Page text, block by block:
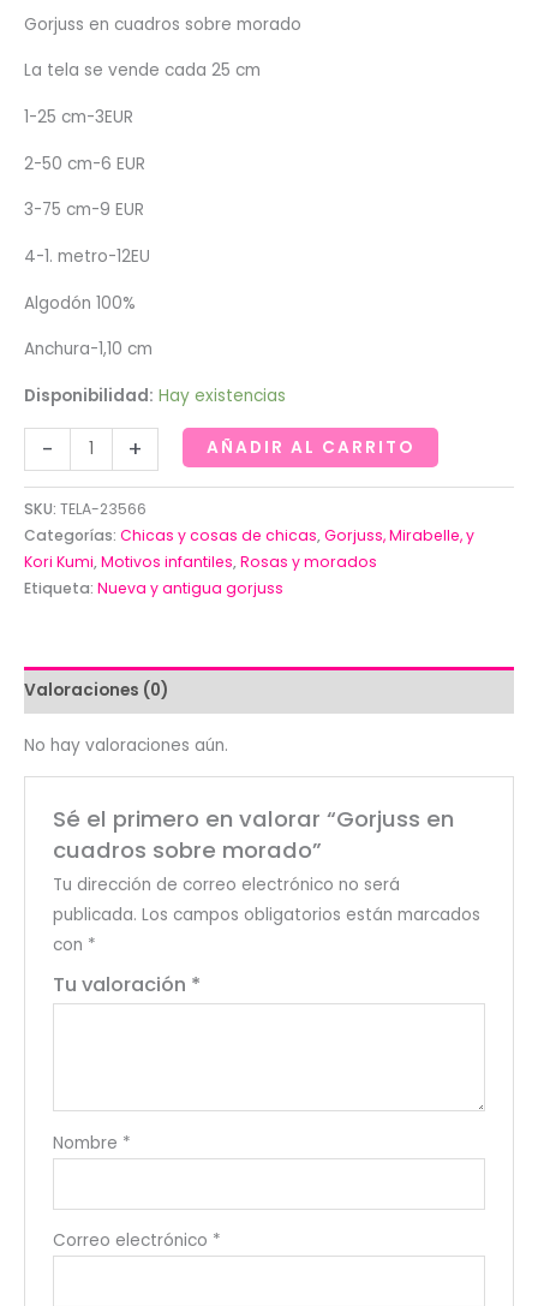
Gorjuss en cuadros sobre morado
La tela se vende cada 25 cm
1-25 cm-3EUR
2-50 cm-6 EUR
3-75 cm-9 EUR
4-1. metro-12EU
Algodón 100%
Anchura-1,10 cm
Disponibilidad: Hay existencias
-
en
cuadros
sobre
morado
cantidad
+ AÑADIR AL CARRITO
SKU: TELA-23566
Categorías: Chicas y cosas de chicas,Gorjuss, Mirabelle, y
Kori Kumi,Motivos infantiles,Rosas y morados
Etiqueta: Nueva y antigua gorjuss
Valoraciones (0)
No hay valoraciones aún.
Sé el primero en valorar “Gorjuss en
cuadros sobre morado”
Tu dirección de correo electrónico no será
publicada. Los campos obligatorios están marcados
con *
Tu valoración *
Nombre *
Correo electrónico *